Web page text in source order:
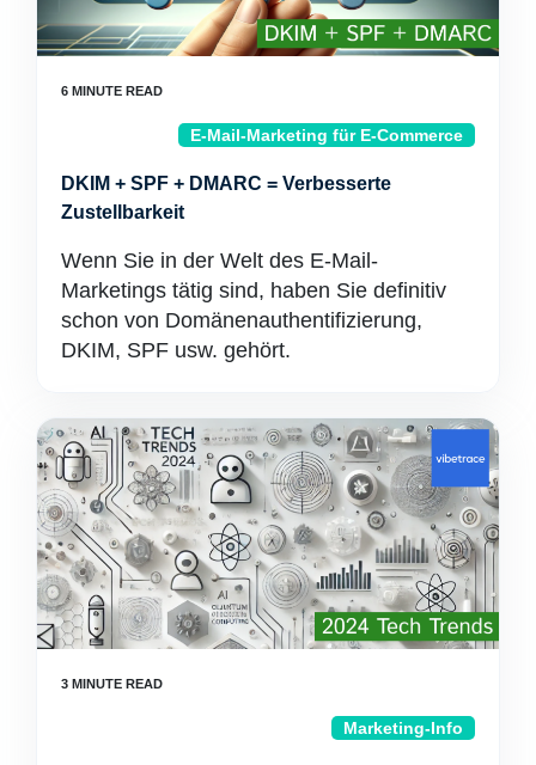
E-Mail-Marketing für E-Commerce
DKIM + SPF + DMARC = Verbesserte
Zustellbarkeit
Wenn Sie in der Welt des E-Mail-
Marketings tätig sind, haben Sie definitiv
schon von Domänenauthentifizierung,
DKIM, SPF usw. gehört.
Marketing-Info